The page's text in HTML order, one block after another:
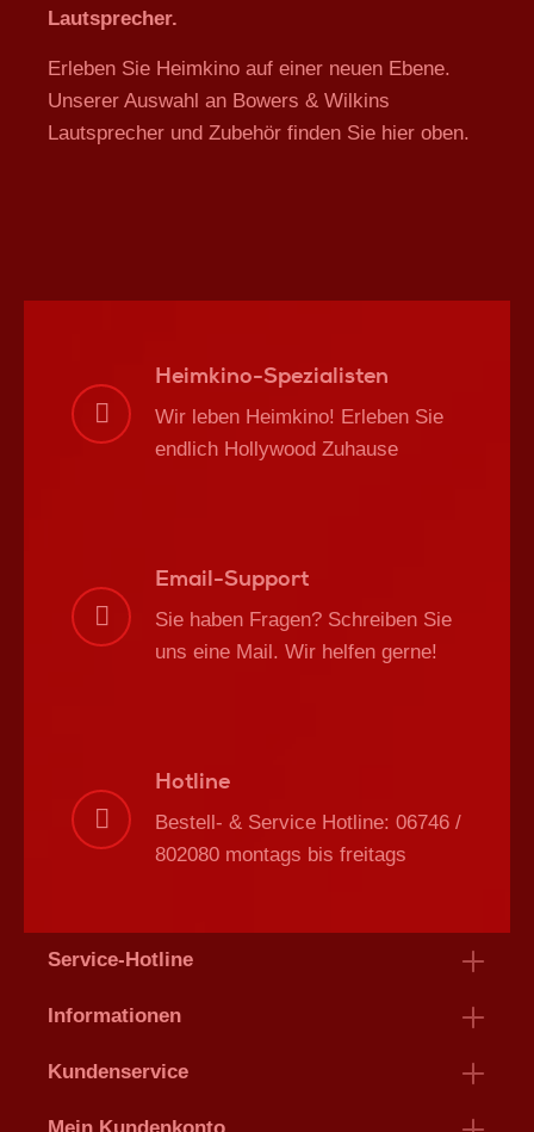
Lautsprecher.
Erleben Sie Heimkino auf einer neuen Ebene.
Unserer Auswahl an Bowers & Wilkins
Lautsprecher und Zubehör finden Sie hier oben.
Heimkino-Spezialisten
Wir leben Heimkino! Erleben Sie
endlich Hollywood Zuhause
Email-Support
Sie haben Fragen? Schreiben Sie
uns eine Mail. Wir helfen gerne!
Hotline
Bestell- & Service Hotline: 06746 /
802080 montags bis freitags
Service-Hotline
Informationen
Kundenservice